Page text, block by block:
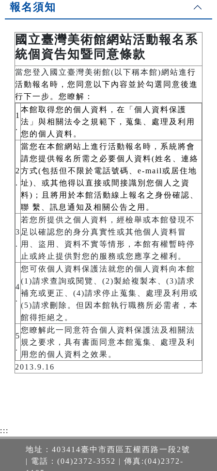
報名須知
國立臺灣美術館網站活動報名系
統個資告知暨同意條款
當您登入國立臺灣美術館(以下稱本館)網站進行
活動報名時，您同意以下內容並於勾選同意後進
行下一步。您瞭解：
1
.
本館取得您的個人資料，在「個人資料保護
法」與相關法令之規範下，蒐集、處理及利用
您的個人資料。
2
.
當您在本館網站上進行活動報名時，系統將會
請您提供報名所需之必要個人資料(姓名、連絡
方式(包括但不限於電話號碼、e-mail或居住地
址)、或其他得以直接或間接識別您個人之資
料)；且將用於本館活動線上報名之身份確認、
聯 繫、訊息通知及相關公告之用。
3
.
若您所提供之個人資料，經檢舉或本館發現不
足以確認您的身分真實性或其他個人資料冒
用、盜用、資料不實等情形，本館有權暫時停
止或終止提供對您的服務或您應享之權利。
4
.
您可依個人資料保護法就您的個人資料向本館
(1)請求查詢或閱覽、(2)製給複製本、(3)請求
補充或更正、(4)請求停止蒐集、處理及利用或
(5)請求刪除。但因本館執行職務所必需者，本
館得拒絕之。
5
.
您瞭解此一同意符合個人資料保護法及相關法
規之要求，具有書面同意本館蒐集、處理及利
用您的個人資料之效果。
2013.9.16
:::
地址：403414臺中市西區五權西路一段2號
| 電話：(04)2372-3552 | 傳真:(04)2372-